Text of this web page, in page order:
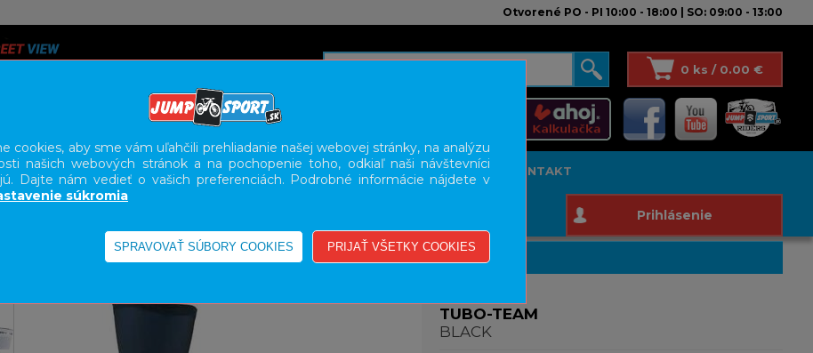
Otvorené PO - PI 10:00 - 18:00 | SO: 09:00 - 13:00
0 ks / 0.00 €
SERVIS SLUŽBY KARIÉRA BODY GEOMETRY FIT STUDIO KONTAKT
Prihlásenie
TUBO-TEAM
BLACK
cookies, aby sme vám uľahčili prehliadanie našej webovej stránky, na analýzu
našich webových stránok a na pochopenie toho, odkiaľ naši návštevníci
Dajte nám vedieť o vašich preferenciách. Podrobné informácie nájdete v
súkromia